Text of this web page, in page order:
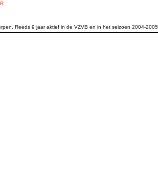
Reeds 9 jaar aktief in de VZVB en in het seizoen 2004-